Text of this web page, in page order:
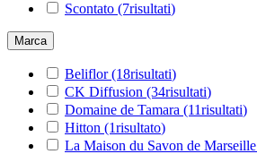
Scontato (7risultati)
Marca
Beliflor(18risultati)
CK Diffusion (34risultati)
Domaine de Tamara (11risultati)
Hitton (1risultato)
La Maison du Savon de Marseille